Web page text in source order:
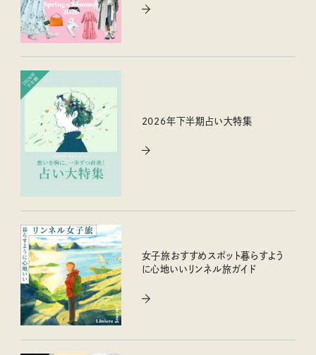
2026年下半期占い大特集
女子旅おすすめスポット暮らすよう
に心地いいリンネル旅ガイド